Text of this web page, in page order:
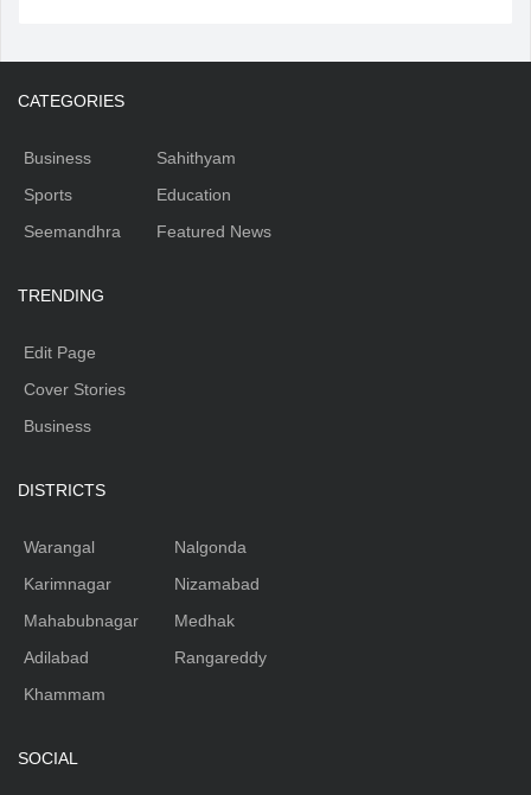
CATEGORIES
Business
Sports
Seemandhra
Sahithyam
Education
Featured News
TRENDING
Edit Page
Cover Stories
Business
DISTRICTS
Warangal
Karimnagar
Mahabubnagar
Adilabad
Khammam
Nalgonda
Nizamabad
Medhak
Rangareddy
SOCIAL